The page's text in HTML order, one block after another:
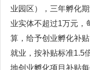
业园区），三年孵化
业实体不超过1万元，
算，给予创业孵化补
就业，按补贴标准1.5
地创业孵化项目补贴